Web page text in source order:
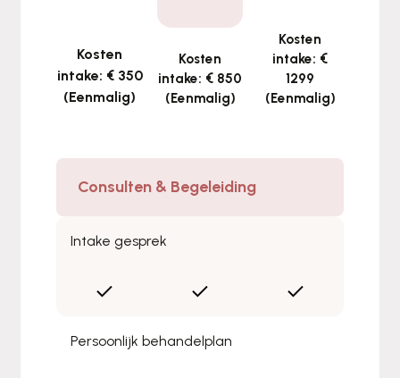
Kosten
intake: € 350
(Eenmalig)
Kosten
intake: € 850
(Eenmalig)
Kosten
intake: €
1299
(Eenmalig)
Consulten & Begeleiding
Intake gesprek
Persoonlijk behandelplan